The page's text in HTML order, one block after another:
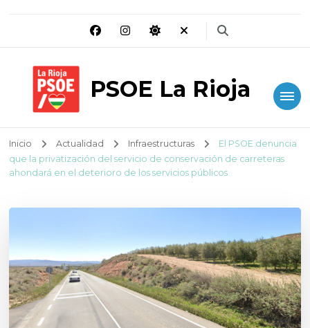
PSOE La Rioja
Inicio Actualidad Infraestructuras
El PSOE denuncia
que la privatización del servicio de conservación de carreteras
ahondará en el deterioro de los servicios públicos